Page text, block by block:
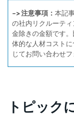
-> 注意事項： 本記
の社内リクルーテ
金除きの金額です
体的な人材コスト
じてお問い合わせ
トピック